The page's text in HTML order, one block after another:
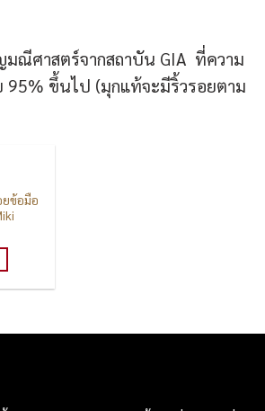
มณีศาสตร์จากสถาบัน GIA ที่ความ
95% ขึ้นไป (มุกแท้จะมีริ้วรอยตาม
ข้อมือ